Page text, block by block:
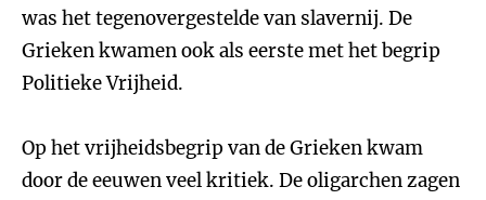
was het tegenovergestelde van slavernij. De
Grieken kwamen ook als eerste met het begrip
Politieke Vrijheid.
Op het vrijheidsbegrip van de Grieken kwam
door de eeuwen veel kritiek. De oligarchen zagen